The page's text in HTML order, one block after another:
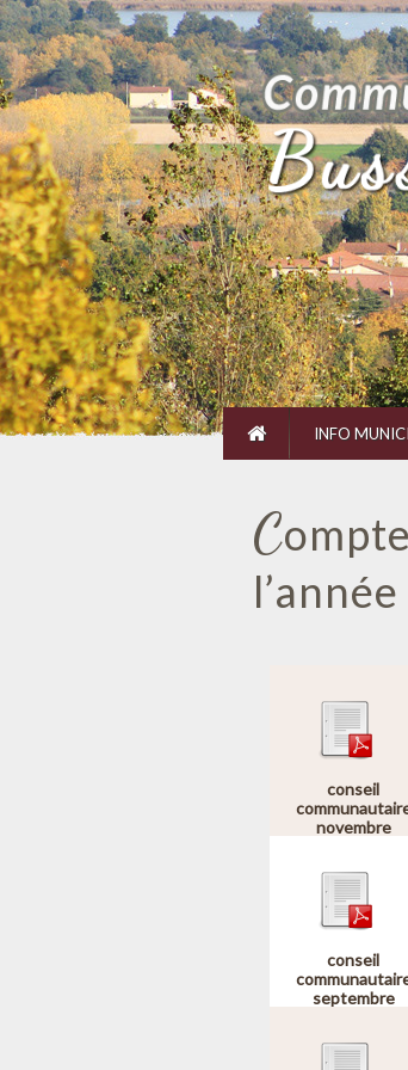
INFO
C
conseil
novembre
conseil
septembre